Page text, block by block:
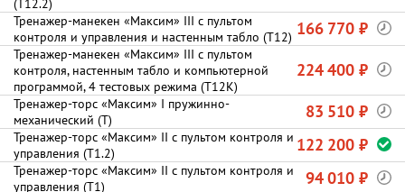
(Т12.2)
Тренажер-манекен «Максим» III с пультом
контроля и управления и настенным табло (Т12) 166 770 ₽
Тренажер-манекен «Максим» III с пультом
контроля, настенным табло и компьютерной
программой, 4 тестовых режима (Т12К)
224 400 ₽
Тренажер-торс «Максим» I пружинно-
механический (Т)
83 510 ₽
Тренажер-торс «Максим» II с пультом контроля и
управления (Т1.2)
122 200 ₽
Тренажер-торс «Максим» II с пультом контроля и
управления (Т1)
94 010 ₽